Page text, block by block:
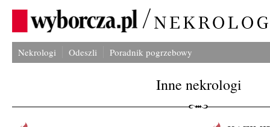
Nekrologi Odeszli Poradnik pogrzebowy
Inne nekrologi